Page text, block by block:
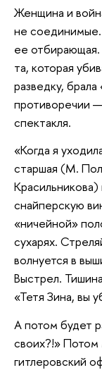
Женщина и
не
ее
та, которая
разведку,
противоречии
спектакля.
«Когда я
старшая (М.
снайперскую
«ничейной»
сухарях.
волнуется в
Выстрел.
«Тетя Зина, вы
А потом будет
своих?!» Потом
гитлеровский